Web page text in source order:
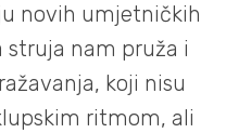
novih umjetničkih
struja nam pruža i
koji nisu
ritmom, ali